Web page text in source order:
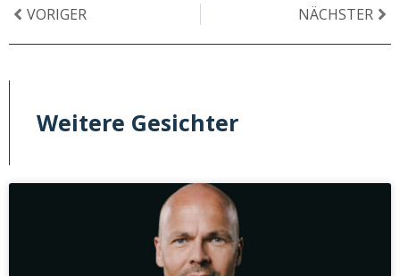
VORIGER NÄCHSTER
Weitere Gesichter